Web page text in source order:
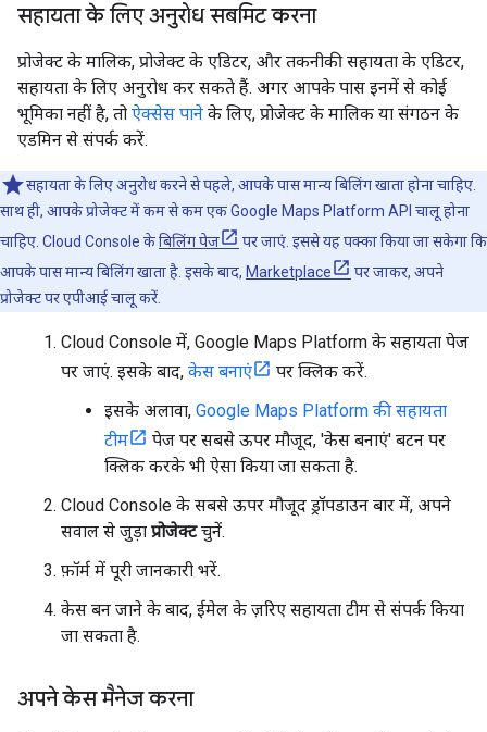
सहायता के लिए अनुरोध सबमिट करना
प्रोजेक्ट के मालिक, प्रोजेक्ट के एडिटर, और तकनीकी सहायता के एडिटर,
सहायता के लिए अनुरोध कर सकते हैं. अगर आपके पास इनमें से कोई
भूमिका नहीं है, तो ऐक्सेस पाने के लिए, प्रोजेक्ट के मालिक या संगठन के
एडमिन से संपर्क करें.
सहायता के लिए अनुरोध करने से पहले, आपके पास मान्य बिलिंग खाता होना चाहिए.
साथ ही, आपके प्रोजेक्ट में कम से कम एक Google Maps Platform API चालू होना
चाहिए. Cloud Console केबिलिंग पेज
पर जाएं. इससे यह पक्का किया जा सकेगा कि
आपके पास मान्य बिलिंग खाता है. इसके बाद, Marketplace
पर जाकर, अपने
प्रोजेक्ट पर एपीआई चालू करें.
Cloud Console में, Google Maps Platform के सहायता पेज
पर जाएं. इसके बाद, केस बनाएं
पर क्लिक करें.
इसके अलावा, Google Maps Platform की सहायता
टीम
पेज पर सबसे ऊपर मौजूद, 'केस बनाएं' बटन पर
क्लिक करके भी ऐसा किया जा सकता है.
Cloud Console के सबसे ऊपर मौजूद ड्रॉपडाउन बार में, अपने
सवाल से जुड़ा प्रोजेक्टचुनें.
फ़ॉर्म में पूरी जानकारी भरें.
केस बन जाने के बाद, ईमेल के ज़रिए सहायता टीम से संपर्क किया
जा सकता है.
अपने केस मैनेज करना